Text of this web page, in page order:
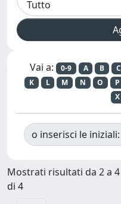
Vai a: 0-9 A B C
K
L M N O P
X
o inserisci le iniziali:
Mostrati risultati da 2 a 4
di 4